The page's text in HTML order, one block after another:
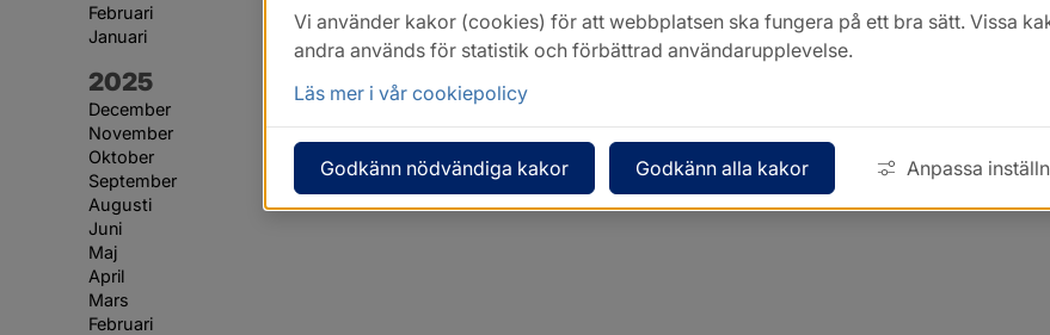
Februari
Januari
År:
2025
December
November
Oktober
September
Augusti
Juni
Maj
April
Mars
Februari
Vi använder kakor (cookies) för att webbplatsen ska fungera på ett bra sätt. Vissa
andra används för statistik och förbättrad användarupplevelse.
Läs mer i vår cookiepolicy
Godkänn nödvändiga kakor Godkänn alla kakor Anpassa